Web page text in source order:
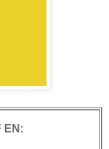
EN: